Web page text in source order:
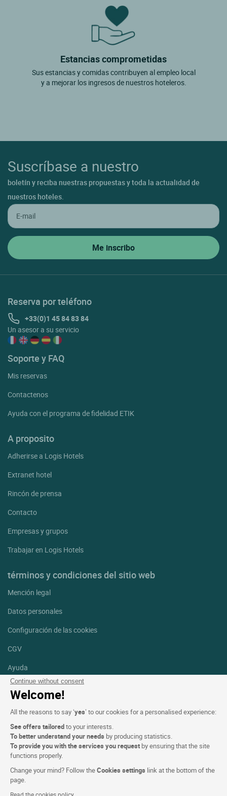
Continue without consent
Welcome!
All the reasons to say ‘yes’ to our cookies for a personalised experience:
See offers tailoredto your interests.
To better understand your needs by producing statistics.
To provide you with the services you request by ensuring that the site
functions properly.
Change your mind? Follow theCookies settings link at the bottom of the
page.
Estancias comprometidas
Sus estancias y comidas contribuyen al empleo local
y a mejorar los ingresos de nuestros hoteleros.
Suscríbase a nuestro
boletín y reciba nuestras propuestas y toda la actualidad de
nuestros hoteles.
Reserva por teléfono
+33(0)1 45 84 83 84
Un asesor a su servicio
Soporte y FAQ
Mis reservas
Contactenos
Ayuda con el programa de fidelidad ETIK
A proposito
Adherirse a Logis Hotels
Extranet hotel
Rincón de prensa
Contacto
Empresas y grupos
Trabajar en Logis Hotels
términos y condiciones del sitio web
Mención legal
Datos personales
Configuración de las cookies
CGV
Ayuda
Mapa del sitio
fotografías
Síguenos
Facebook
Instagram
Linkedin